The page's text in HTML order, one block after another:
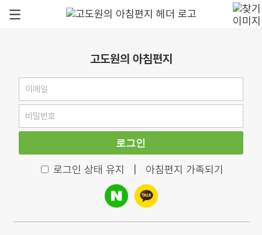
고도원의 아침편지
로그인
로그인 상태 유지 아침편지 가족되기